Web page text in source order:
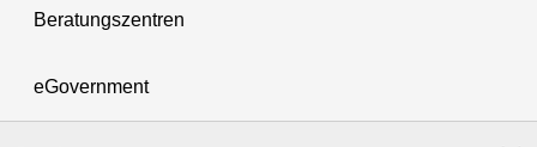
Beratungszentren
eGovernment